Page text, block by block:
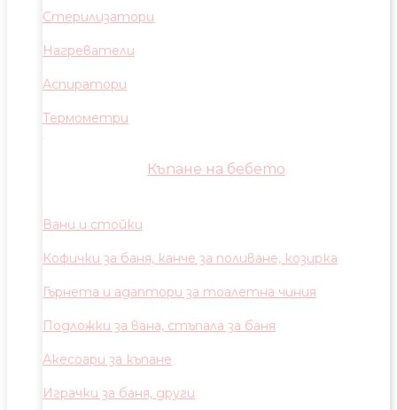
Стерилизатори
Нагреватели
Аспиратори
Термометри
Къпане на бебето
Вани и стойки
Кофички за баня, канче за поливане, козирка
Гърнета и адаптори за тоалетна чиния
Подложки за вана, стъпала за баня
Акесоари за къпане
Играчки за баня, други